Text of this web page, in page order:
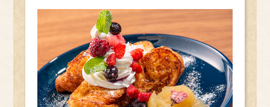
お知らせ
【5月17日】交通規制のご案内【洞爺湖マラソン】
お知らせ
【lake sauna】パーソナルトレーニング体験のご案内
2026.04.20
おすすめ
【2026年5月】日帰りイベントカレンダー